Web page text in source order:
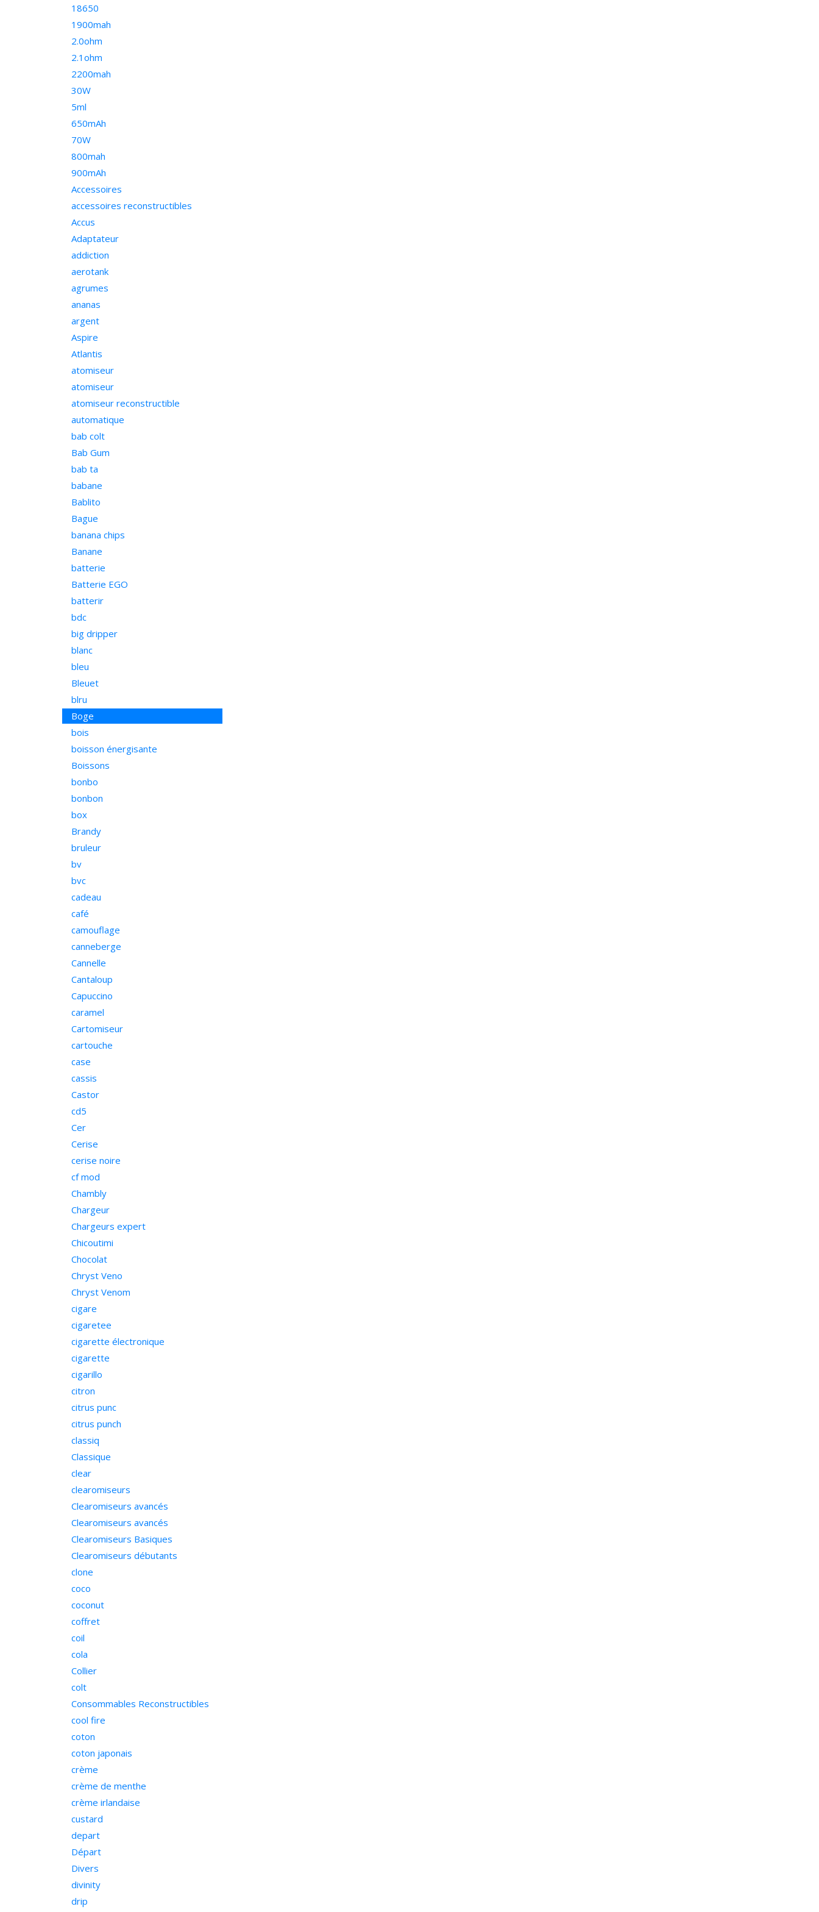
18650
1900mah
2.0ohm
2.1ohm
2200mah
30W
5ml
650mAh
70W
800mah
900mAh
Accessoires
accessoires reconstructibles
Accus
Adaptateur
addiction
aerotank
agrumes
ananas
argent
Aspire
Atlantis
atomiseur
atomiseur
atomiseur reconstructible
automatique
bab colt
Bab Gum
bab ta
babane
Bablito
Bague
banana chips
Banane
batterie
Batterie EGO
batterir
bdc
big dripper
blanc
bleu
Bleuet
blru
Boge
bois
boisson énergisante
Boissons
bonbo
bonbon
box
Brandy
bruleur
bv
bvc
cadeau
café
camouflage
canneberge
Cannelle
Cantaloup
Capuccino
caramel
Cartomiseur
cartouche
case
cassis
Castor
cd5
Cer
Cerise
cerise noire
cf mod
Chambly
Chargeur
Chargeurs expert
Chicoutimi
Chocolat
Chryst Veno
Chryst Venom
cigare
cigaretee
cigarette électronique
cigarette
cigarillo
citron
citrus punc
citrus punch
classiq
Classique
clear
clearomiseurs
Clearomiseurs avancés
Clearomiseurs avancés
Clearomiseurs Basiques
Clearomiseurs débutants
clone
coco
coconut
coffret
coil
cola
Collier
colt
Consommables Reconstructibles
cool fire
coton
coton japonais
crème
crème de menthe
crème irlandaise
custard
depart
Départ
Divers
divinity
drip